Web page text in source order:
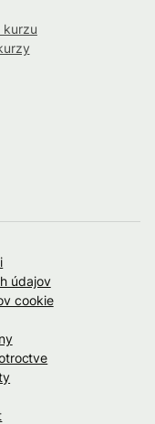
kurzu
údajov
cookie